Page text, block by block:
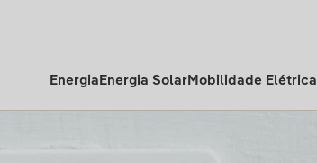
Energia Energia Solar Mobilidade Elétrica